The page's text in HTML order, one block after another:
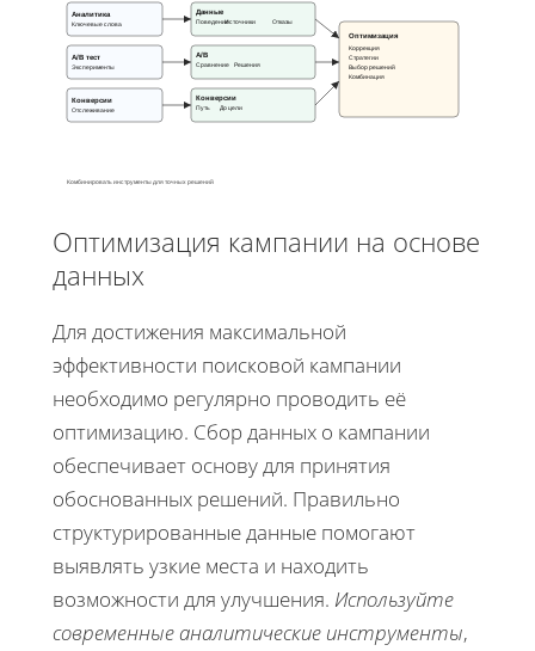
Аналитика
Ключевые слова
A/B тест
Эксперименты
Конверсии
Отслеживание
Данные
ПоведениеИсточники Отказы
A/B
Сравнение
Решения
Конверсии
Путь До цели
Оптимизация
Коррекция
Стратегии
Выбор решений
Комбинация
Комбинировать инструменты для точных решений
Оптимизация кампании на основе
данных
Для достижения максимальной
эффективности поисковой кампании
необходимо регулярно проводить её
оптимизацию. Сбор данных о кампании
обеспечивает основу для принятия
обоснованных решений. Правильно
структурированные данные помогают
выявлять узкие места и находить
возможности для улучшения. Используйте
современные аналитические инструменты,